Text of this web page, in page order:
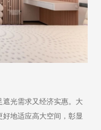
光需求又经济实惠。大
地适应高大空间，彰显